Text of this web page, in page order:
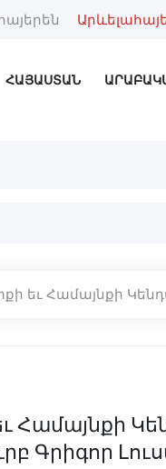
ՀԱՅԱՍՏԱՆ
եւ Համայնքի
Համայնքի
Գրիգոր